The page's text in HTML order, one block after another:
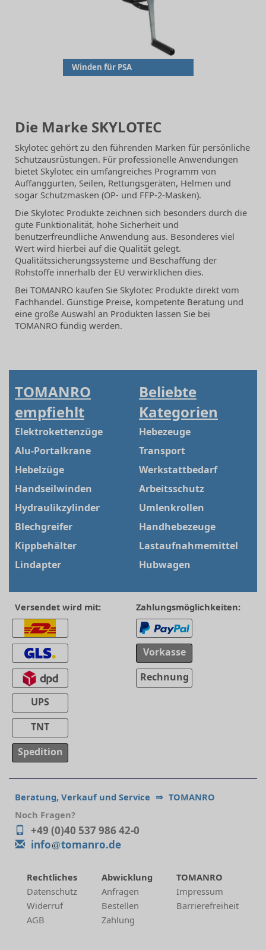
Winden für PSA
Die Marke SKYLOTEC
Skylotec gehört zu den führenden Marken für persönliche
Schutzausrüstungen. Für professionelle Anwendungen
bietet Skylotec ein umfangreiches Programm von
Auffanggurten, Seilen, Rettungsgeräten, Helmen und
sogar Schutzmasken (OP- und FFP-2-Masken).
Die Skylotec Produkte zeichnen sich besonders durch die
gute Funktionalität, hohe Sicherheit und
benutzerfreundliche Anwendung aus. Besonderes viel
Wert wird hierbei auf die Qualität gelegt.
Qualitätssicherungssysteme und Beschaffung der
Rohstoffe innerhalb der EU verwirklichen dies.
Bei TOMANRO kaufen Sie Skylotec Produkte direkt vom
Fachhandel. Günstige Preise, kompetente Beratung und
eine große Auswahl an Produkten lassen Sie bei
TOMANRO fündig werden.
TOMANRO
empfiehlt
Elektrokettenzüge
Alu-Portalkrane
Hebelzüge
Handseilwinden
Hydraulikzylinder
Blechgreifer
Kippbehälter
Lindapter
Beliebte
Kategorien
Hebezeuge
Transport
Werkstattbedarf
Arbeitsschutz
Umlenkrollen
Handhebezeuge
Lastaufnahmemittel
Hubwagen
Versendet wird mit:
UPS
TNT
Spedition
Zahlungsmöglichkeiten:
Vorkasse
Rechnung
Beratung, Verkauf und Service ⇒ TOMANRO
Noch Fragen?
+49 (0)40 537 986 42-0
info
tomanro.de
Rechtliches
Datenschutz
Widerruf
AGB
Abwicklung
Anfragen
Bestellen
Zahlung
TOMANRO
Impressum
Barrierefreiheit